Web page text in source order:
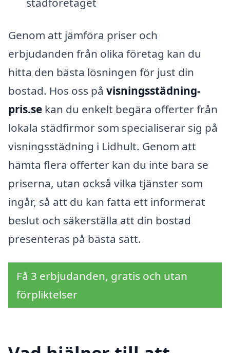
Genom att jämföra priser och
erbjudanden från olika företag kan du
hitta den bästa lösningen för just din
bostad. Hos oss på visningsstädning-
pris.se kan du enkelt begära offerter från
lokala städfirmor som specialiserar sig på
visningsstädning i Lidhult. Genom att
hämta flera offerter kan du inte bara se
priserna, utan också vilka tjänster som
ingår, så att du kan fatta ett informerat
beslut och säkerställa att din bostad
presenteras på bästa sätt.
Få 3 erbjudanden, gratis och utan
förpliktelser